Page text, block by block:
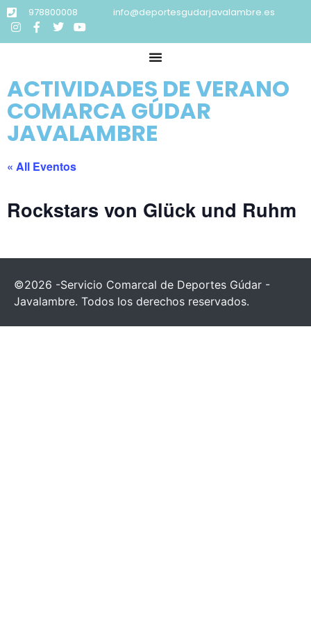
978800008 info@deportesgudarjavalambre.es
ACTIVIDADES DE VERANO
COMARCA GÚDAR
JAVALAMBRE
« All Eventos
Rockstars von Glück und Ruhm
©2026 -Servicio Comarcal de Deportes Gúdar -
Javalambre. Todos los derechos reservados.